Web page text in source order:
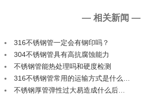
— 相关新闻 —
316不锈钢管一定会有钢印吗？
304不锈钢管具有高抗腐蚀能力
不锈钢管能热处理吗和硬度检测
316不锈钢管常用的运输方式是什么…
不锈钢厚管弹性过大易造成什么后…